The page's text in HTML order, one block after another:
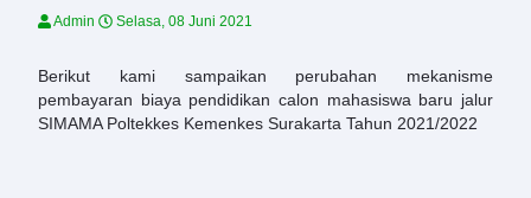
Admin Selasa, 08 Juni 2021
Berikut kami sampaikan perubahan mekanisme
pembayaran biaya pendidikan calon mahasiswa baru jalur
SIMAMA Poltekkes Kemenkes Surakarta Tahun 2021/2022